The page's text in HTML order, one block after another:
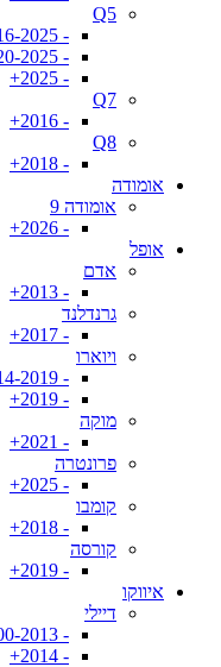
Q5
- 2016-2025
- 2020-2025 (ספורטבק)
- 2025+
Q7
- 2016+
Q8
- 2018+
אומודה
אומודה 9
- 2026+
אופל
אדם
- 2013+
גרנדלנד
- 2017+
ויוארו
- 2014-2019
- 2019+
מוקה
- 2021+
פרונטרה
- 2025+
קומבו
- 2018+
קורסה
- 2019+
איווקו
דיילי
- 2000-2013
- 2014+